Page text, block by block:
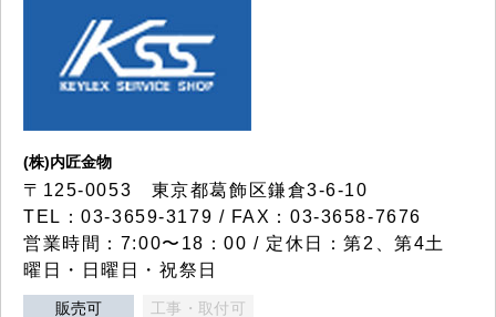
(株)内匠金物
〒125-0053 東京都葛飾区鎌倉3-6-10
TEL：03-3659-3179 / FAX：03-3658-7676
営業時間：7:00〜18：00 / 定休日：第2、第4土
曜日・日曜日・祝祭日
販売可 工事・取付可